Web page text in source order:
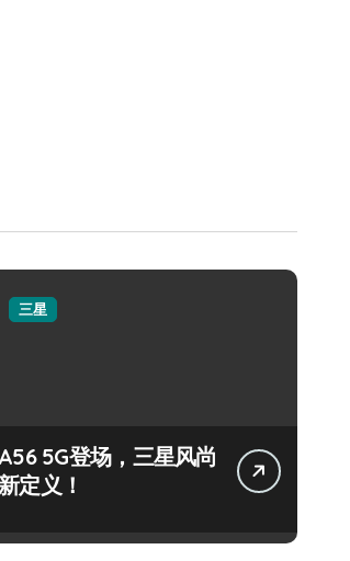
三星
A56 5G登场，三星风尚
定义！